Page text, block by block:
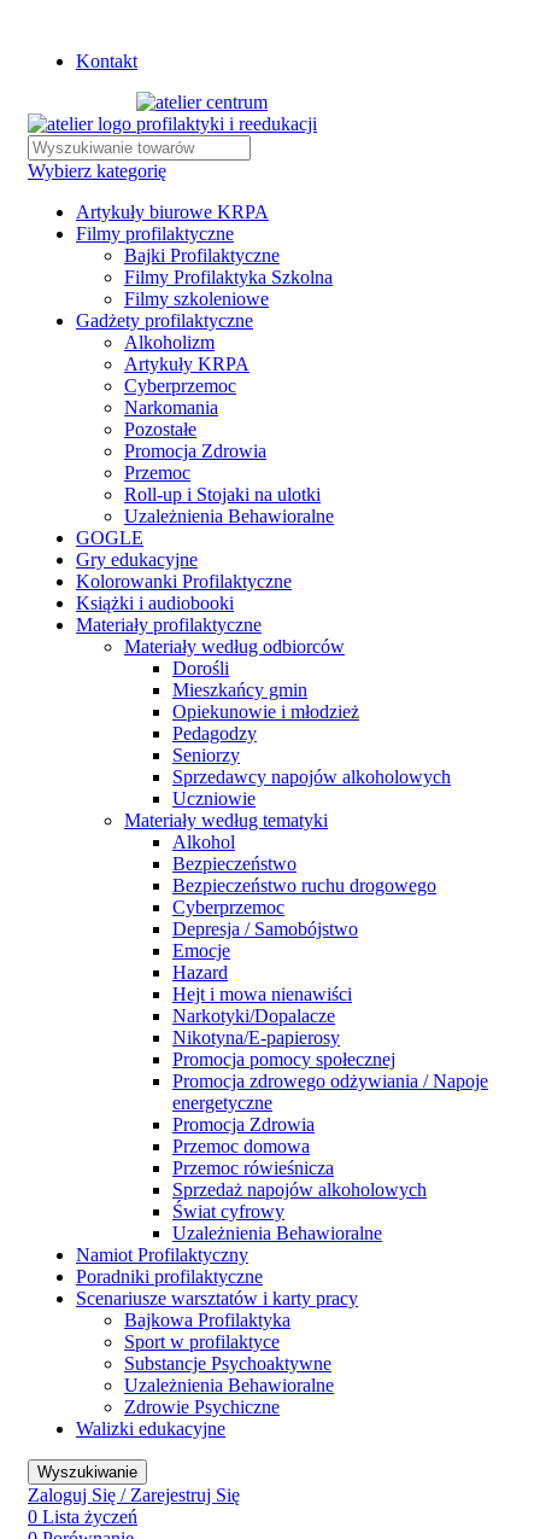
Kontakt
Wybierz kategorię
Artykuły biurowe KRPA
Filmy profilaktyczne
Bajki Profilaktyczne
Filmy Profilaktyka Szkolna
Filmy szkoleniowe
Gadżety profilaktyczne
Alkoholizm
Artykuły KRPA
Cyberprzemoc
Narkomania
Pozostałe
Promocja Zdrowia
Przemoc
Roll-up i Stojaki na ulotki
Uzależnienia Behawioralne
GOGLE
Gry edukacyjne
Kolorowanki Profilaktyczne
Książki i audiobooki
Materiały profilaktyczne
Materiały według odbiorców
Dorośli
Mieszkańcy gmin
Opiekunowie i młodzież
Pedagodzy
Seniorzy
Sprzedawcy napojów alkoholowych
Uczniowie
Materiały według tematyki
Alkohol
Bezpieczeństwo
Bezpieczeństwo ruchu drogowego
Cyberprzemoc
Depresja / Samobójstwo
Emocje
Hazard
Hejt i mowa nienawiści
Narkotyki/Dopalacze
Nikotyna/E-papierosy
Promocja pomocy społecznej
Promocja zdrowego odżywiania / Napoje
energetyczne
Promocja Zdrowia
Przemoc domowa
Przemoc rówieśnicza
Sprzedaż napojów alkoholowych
Świat cyfrowy
Uzależnienia Behawioralne
Namiot Profilaktyczny
Poradniki profilaktyczne
Scenariusze warsztatów i karty pracy
Bajkowa Profilaktyka
Sport w profilaktyce
Substancje Psychoaktywne
Uzależnienia Behawioralne
Zdrowie Psychiczne
Walizki edukacyjne
Wyszukiwanie
Zaloguj Się / Zarejestruj Się
0 Lista życzeń